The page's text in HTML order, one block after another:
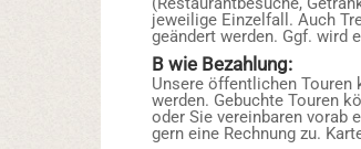
jeweilige Einzelfall. Auch
geändert werden. Ggf. wird
B wie Bezahlung:
Unsere öffentlichen Touren
werden. Gebuchte Touren
oder Sie vereinbaren vorab
gern eine Rechnung zu.